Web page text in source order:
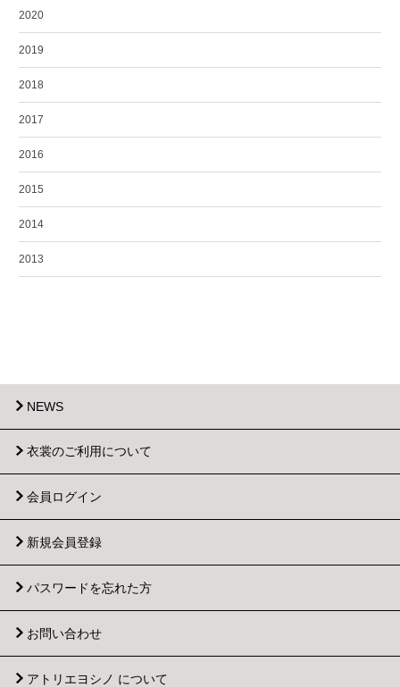
2020
2019
2018
2017
2016
2015
2014
2013
NEWS
衣裳のご利用について
会員ログイン
新規会員登録
パスワードを忘れた方
お問い合わせ
アトリエヨシノ について